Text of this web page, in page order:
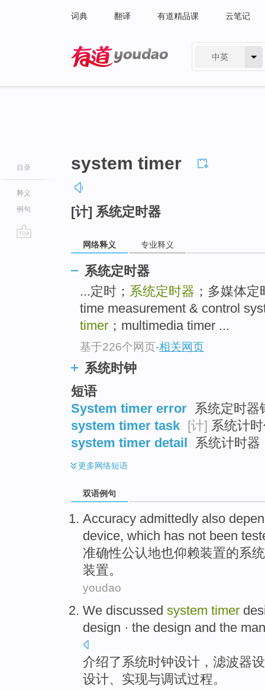
词典 翻译 有道精品课 云笔记
中英
目录
释义
例句
system timer
[计] 系统定时器
网络释义 专业释义
系统定时器
...定时； 系统定时器 ；多媒体
time measurement & control
timer ；multimedia timer ...
基于226个网页-相关网页
系统时钟
短语
System timer error 系统定时器
system timer task [计] 系统计
system timer detail
系统计时器
更多网络短语
双语例句
Accuracy admittedly also
device, which has not been
准确性公认地也仰赖装置的系统
装置。
youdao
We discussed system timer
design · the design and the
介绍了 系统时钟设计 ， 滤波器
设计、实现与调试过程。